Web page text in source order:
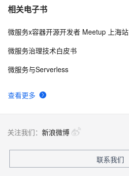
相关电子书
查看更多
微服务x容器开源开发者 Meetup 上海站
微服务治理技术白皮书
微服务与Serverless
关注我们： 新浪微博
联系我们